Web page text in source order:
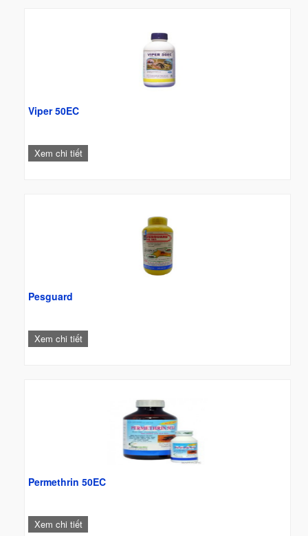
Viper 50EC
Xem chi tiết
Pesguard
Xem chi tiết
Permethrin 50EC
Xem chi tiết